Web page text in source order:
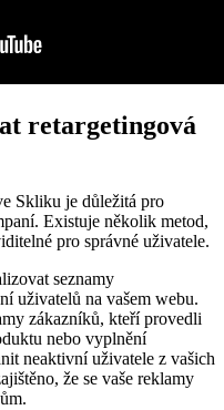
retargetingová
Skliku je důležitá pro
Existuje několik metod,
pro správné uživatele.
seznamy
uživatelů na vašem webu.
zákazníků, kteří provedli
nebo vyplnění
neaktivní uživatele z vašich
že se vaše reklamy